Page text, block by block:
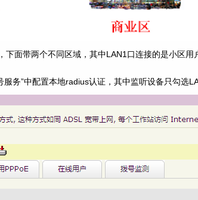
面带两个不同区域，其中LAN1口连接的是小区
务”中配置本地radius认证，其中监听设备只勾选